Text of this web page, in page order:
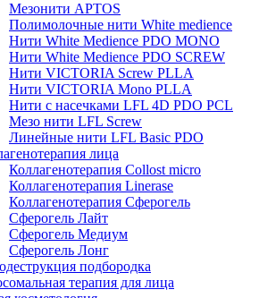
Мезонити APTOS
Полимолочные нити White medience
Нити White Medience PDO MONO
Нити White Medience PDO SCREW
Нити VICTORIA Screw PLLA
Нити VICTORIA Mono PLLA
Нити с насечками LFL 4D PDO PCL
Мезо нити LFL Screw
Линейные нити LFL Basic PDO
лица
Коллагенотерапия Collost micro
Коллагенотерапия Linerase
Коллагенотерапия Сферогель
Сферогель Лайт
Сферогель Медиум
Сферогель Лонг
подбородка
терапия для лица